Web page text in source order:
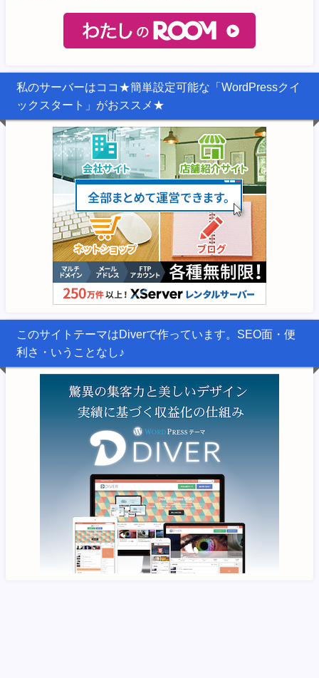
私のサーバーはココ★簡単設定可能な「WordPressクイ
ックスタート」がおススメ★
このサイトテーマはDiverで作っています。SEO面・便
利さ・いうことなし♪